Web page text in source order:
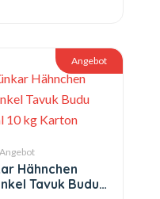
Angebot
Hähnchen
Tavuk Budu